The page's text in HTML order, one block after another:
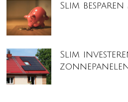
Slim besparen
Slim